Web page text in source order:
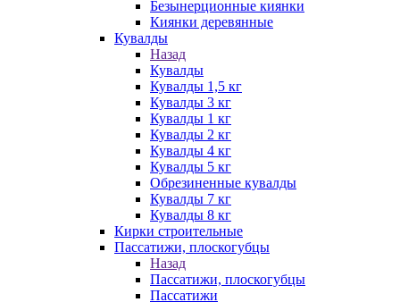
Безынерционные киянки
Киянки деревянные
Кувалды
Назад
Кувалды
Кувалды 1,5 кг
Кувалды 3 кг
Кувалды 1 кг
Кувалды 2 кг
Кувалды 4 кг
Кувалды 5 кг
Обрезиненные кувалды
Кувалды 7 кг
Кувалды 8 кг
Кирки строительные
Пассатижи, плоскогубцы
Назад
Пассатижи, плоскогубцы
Пассатижи